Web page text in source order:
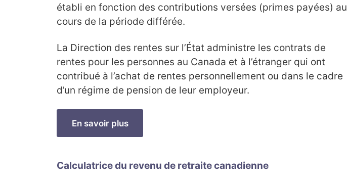
établi en fonction des contributions versées (primes payées) au
cours de la période différée.
La Direction des rentes sur l’État administre les contrats de
rentes pour les personnes au Canada et à l’étranger qui ont
contribué à l’achat de rentes personnellement ou dans le cadre
d’un régime de pension de leur employeur.
En savoir plus
Calculatrice du revenu de retraite canadienne